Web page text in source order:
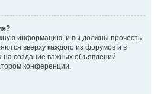
информацию, и вы должны прочесть
вверху каждого из форумов и в
создание важных объявлений
конференции.